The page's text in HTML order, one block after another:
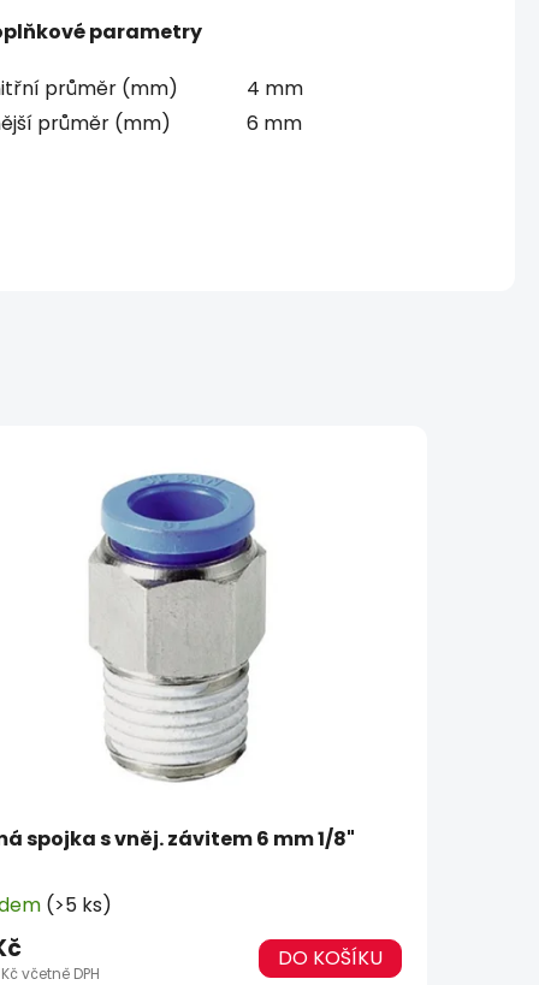
parametry
průměr (mm)
4 mm
průměr (mm)
6 mm
spojka s vněj. závitem 6 mm 1/8"
(>5 ks)
včetně DPH
DO KOŠÍKU